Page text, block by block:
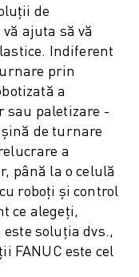
de
ajuta să vă
Indiferent
prin
a
sau paletizare -
de turnare
a
până la o celulă
roboți și control
ce alegeți,
soluția dvs.,
FANUC este cel